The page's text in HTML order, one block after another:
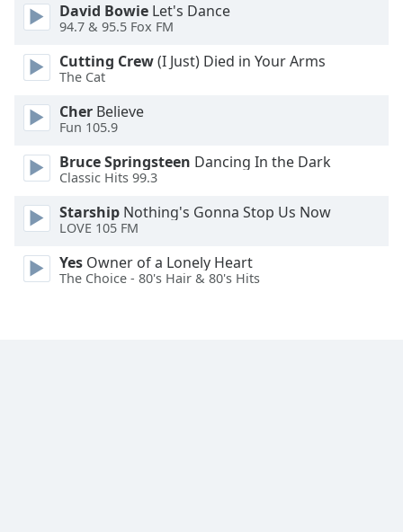
Close
Modal
dialog
window.
David Bowie Let's Dance
94.7 & 95.5 Fox FM
Cutting Crew(I Just) Died in Your Arms
The Cat
Cher Believe
Fun 105.9
Bruce Springsteen Dancing In the Dark
Classic Hits 99.3
Starship Nothing's Gonna Stop Us Now
LOVE 105 FM
Yes Owner of a Lonely Heart
The Choice - 80's Hair & 80's Hits